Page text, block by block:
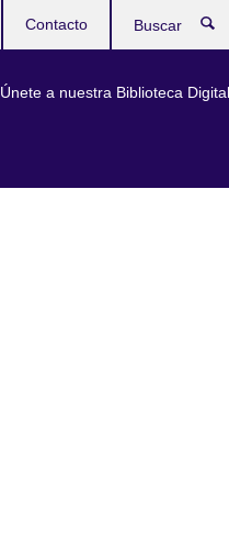
Únete a nuestra Biblioteca Digital
Contacto